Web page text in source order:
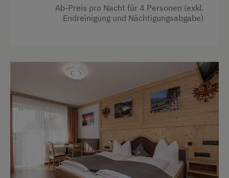
Hüttenabend
Klettern
Leihrodeln
Live Unterhaltung
Natur- u. Landschaftsführer
Nordic Walking
Hochgeschwindigkeits-Internetanschluss
Kühlschrank
Premium-Fernsehkanäle
Haupthaus
Doppelbett (Kingsize)
Schrankbett
Ab-Preis pro Nacht für 4 Personen (exkl.
Endreinigung und Nächtigungsabgabe)